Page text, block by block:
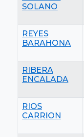
SOLANO
REYES
BARAHONA
RIBERA
ENCALADA
RIOS
CARRION